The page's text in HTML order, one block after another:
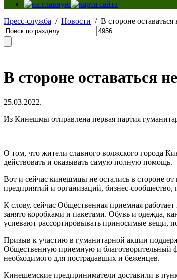
Пресс-служба / Новости / В стороне оставаться
В стороне оставаться
25.03.2022.
Из Кинешмы отправлена первая партия
О том, что жители славного волжского города
действовать и оказывать самую полную помощь.
Вот и сейчас кинешмцы не остались в стороне
предприятий и организаций, бизнес-
К слову, сейчас Общественная приемная
занято коробками и пакетами. Обувь и одежда,
успевают рассортировывать приносимые вещи,
Призыв к участию в гуманитарной акции
Общественную приемную и благотворительный
необходимого для пострадавших и беженцев.
Кинешемские предприниматели доставили в